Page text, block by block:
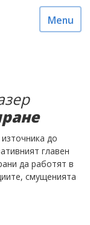
Menu
до
главен
да работят в
смущенията